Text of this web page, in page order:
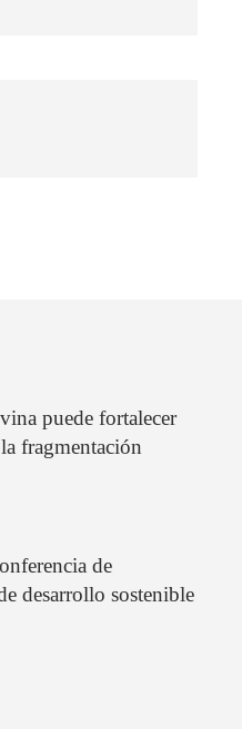
puede fortalecer
fragmentación
de
desarrollo sostenible